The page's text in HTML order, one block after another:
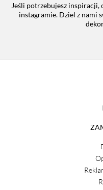
Jeśli potrzebujesz
instagramie. Dziel z nami